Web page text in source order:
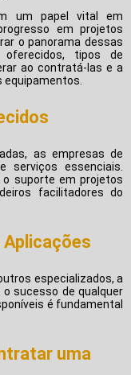
um papel vital em
em projetos
o panorama dessas
oferecidos, tipos de
ao contratá-las e a
as empresas de
serviços essenciais.
suporte em projetos
facilitadores do
especializados, a
sucesso de qualquer
é fundamental
uma